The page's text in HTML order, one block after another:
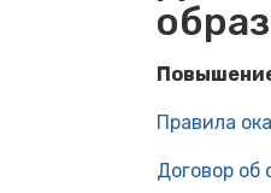
Правила
Договор об